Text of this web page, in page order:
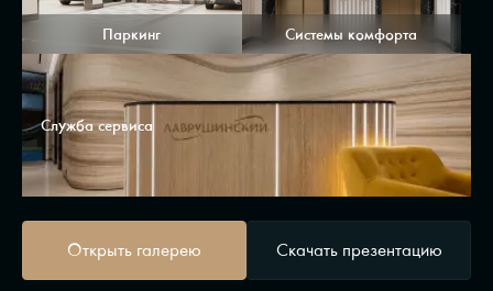
Паркинг Системы комфорта
Служба сервиса
Открыть галерею Скачать презентацию